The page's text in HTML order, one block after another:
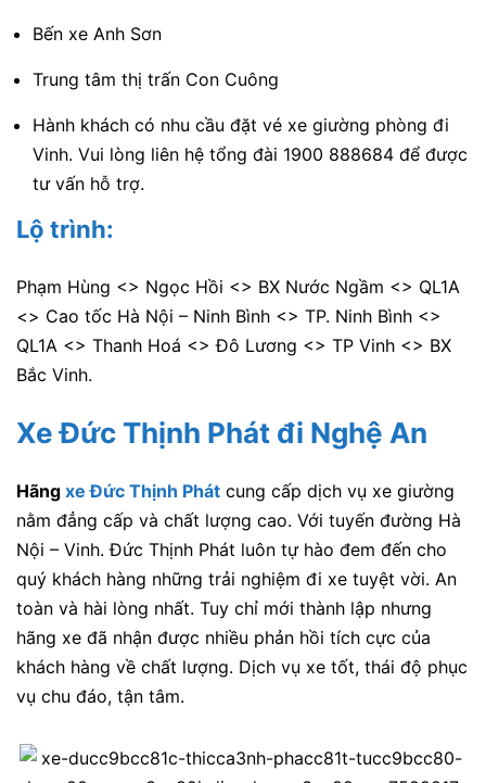
Bến xe Anh Sơn
Trung tâm thị trấn Con Cuông
Hành khách có nhu cầu đặt vé xe giường phòng đi
Vinh. Vui lòng liên hệ tổng đài 1900 888684 để được
tư vấn hỗ trợ.
Lộ trình:
Phạm Hùng <> Ngọc Hồi <> BX Nước Ngầm <> QL1A
<> Cao tốc Hà Nội – Ninh Bình <> TP. Ninh Bình <>
QL1A <> Thanh Hoá <> Đô Lương <> TP Vinh <> BX
Bắc Vinh.
Xe Đức Thịnh Phát đi Nghệ An
Hãng xe Đức Thịnh Phát cung cấp dịch vụ xe giường
nằm đẳng cấp và chất lượng cao. Với tuyến đường Hà
Nội – Vinh. Đức Thịnh Phát luôn tự hào đem đến cho
quý khách hàng những trải nghiệm đi xe tuyệt vời. An
toàn và hài lòng nhất. Tuy chỉ mới thành lập nhưng
hãng xe đã nhận được nhiều phản hồi tích cực của
khách hàng về chất lượng. Dịch vụ xe tốt, thái độ phục
vụ chu đáo, tận tâm.